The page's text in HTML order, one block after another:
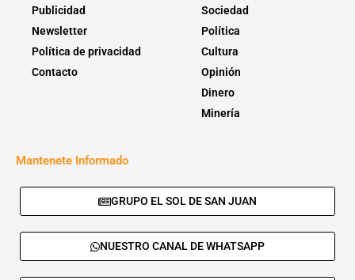
Publicidad
Newsletter
Política de privacidad
Contacto
Sociedad
Política
Cultura
Opinión
Dinero
Minería
Mantenete Informado
GRUPO EL SOL DE SAN JUAN
NUESTRO CANAL DE WHATSAPP